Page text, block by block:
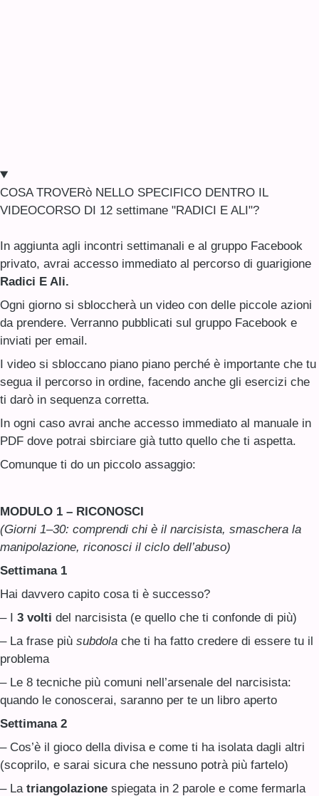
COSA TROVERò NELLO SPECIFICO DENTRO IL
VIDEOCORSO DI 12 settimane "RADICI E ALI"?
In aggiunta agli incontri settimanali e al gruppo Facebook
privato, avrai accesso immediato al percorso di guarigione
Radici E Ali.
Ogni giorno si sbloccherà un video con delle piccole azioni
da prendere. Verranno pubblicati sul gruppo Facebook e
inviati per email.
I video si sbloccano piano piano perché è importante che tu
segua il percorso in ordine, facendo anche gli esercizi che
ti darò in sequenza corretta.
In ogni caso avrai anche accesso immediato al manuale in
PDF dove potrai sbirciare già tutto quello che ti aspetta.
Comunque ti do un piccolo assaggio:
MODULO 1 – RICONOSCI
(Giorni 1–30: comprendi chi è il narcisista, smaschera la
manipolazione, riconosci il ciclo dell’abuso)
Settimana 1
Hai davvero capito cosa ti è successo?
– I 3 volti del narcisista (e quello che ti confonde di più)
– La frase più subdola che ti ha fatto credere di essere tu il
problema
– Le 8 tecniche più comuni nell’arsenale del narcisista:
quando le conoscerai, saranno per te un libro aperto
Settimana 2
– Cos’è il gioco della divisa e come ti ha isolata dagli altri
(scoprilo, e sarai sicura che nessuno potrà più fartelo)
– La triangolazione spiegata in 2 parole e come fermarla